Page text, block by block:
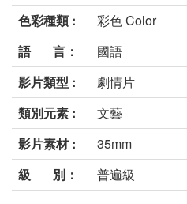
色彩種類 :
彩色 Color
語 言：
國語
影片類型 :
劇情片
類別元素 :
文藝
影片素材 :
35mm
級 別：
普遍級